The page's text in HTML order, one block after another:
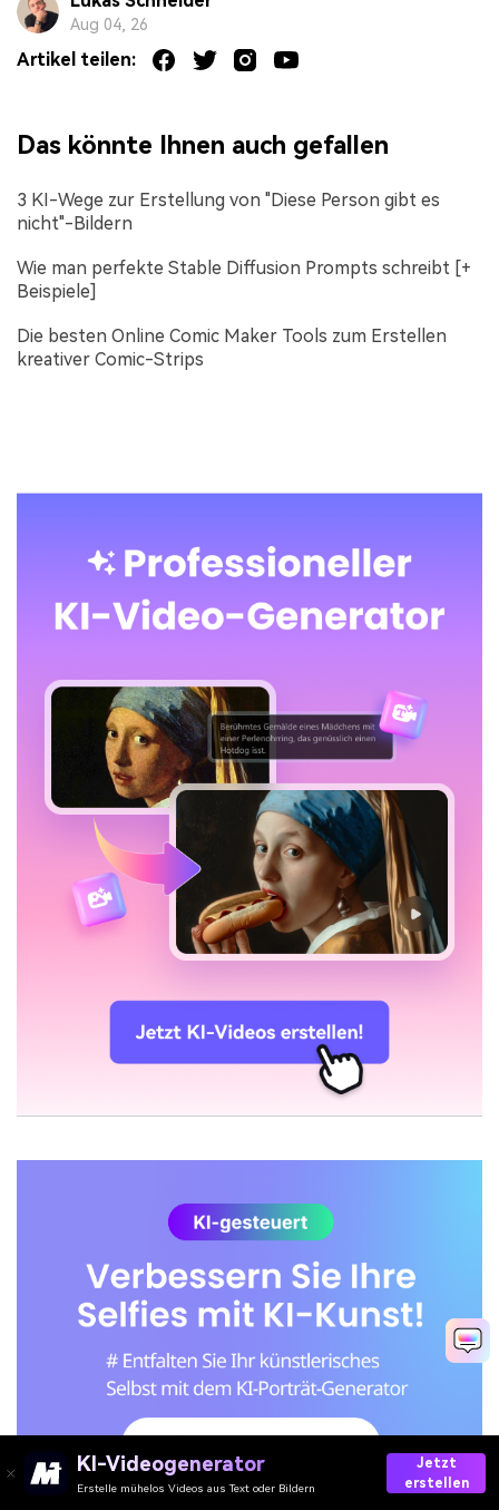
Aug 04, 26
Artikel teilen:
Das könnte Ihnen auch gefallen
3 KI-Wege zur Erstellung von "Diese Person gibt es
nicht"-Bildern
Wie man perfekte Stable Diffusion Prompts schreibt [+
Beispiele]
Die besten Online Comic Maker Tools zum Erstellen
kreativer Comic-Strips
KI-Videogenerator
Erstelle mühelos Videos aus Text oder Bildern
Jetzt
erstellen